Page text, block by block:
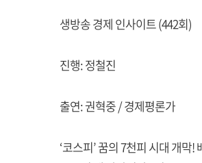
생방송 경제 인사이트 (442회)
진행: 정철진
출연: 권혁중 / 경제평론가
‘코스피’ 꿈의 7천피 시대 개막